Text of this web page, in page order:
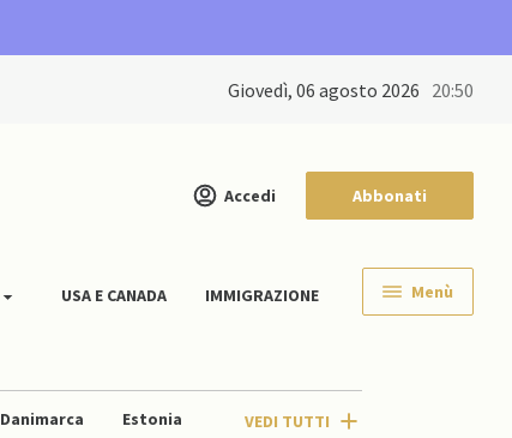
giovedì, 06 agosto 2026 20:50
Accedi Abbonati
USA E CANADA IMMIGRAZIONE
Danimarca Estonia VEDI TUTTI
Menù